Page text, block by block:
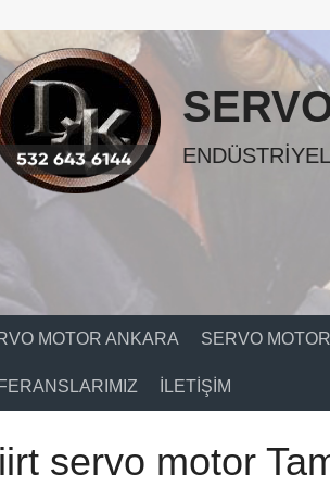
MOTOR ANKARA SERVO
İLETIŞIM
servo motor